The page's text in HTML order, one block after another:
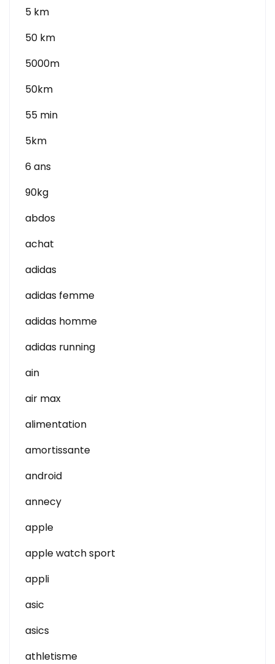
5 km
50 km
5000m
50km
55 min
5km
6 ans
90kg
abdos
achat
adidas
adidas femme
adidas homme
adidas running
ain
air max
alimentation
amortissante
android
annecy
apple
apple watch sport
appli
asic
asics
athletisme